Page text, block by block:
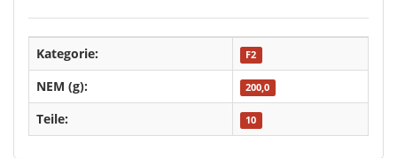
Kategorie: F2
NEM (g): 200,0
Teile: 10